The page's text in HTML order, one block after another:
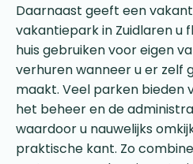
Daarnaast geeft een
vakantiepark in Zuidlaren u
huis gebruiken voor eigen
verhuren wanneer u er zelf
maakt. Veel parken bieden
het beheer en de
waardoor u nauwelijks
praktische kant. Zo